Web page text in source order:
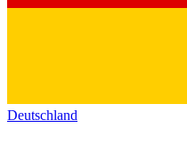
Deutschland